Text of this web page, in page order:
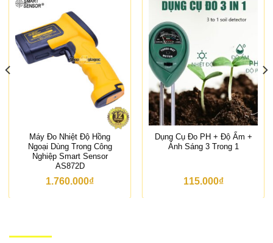
Máy Đo Nhiệt Độ Hồng
Ngoại Dùng Trong Công
Nghiệp Smart Sensor
AS872D
1.760.000₫
Dụng Cụ Đo PH + Độ Ẩm +
Ánh Sáng 3 Trong 1
115.000₫